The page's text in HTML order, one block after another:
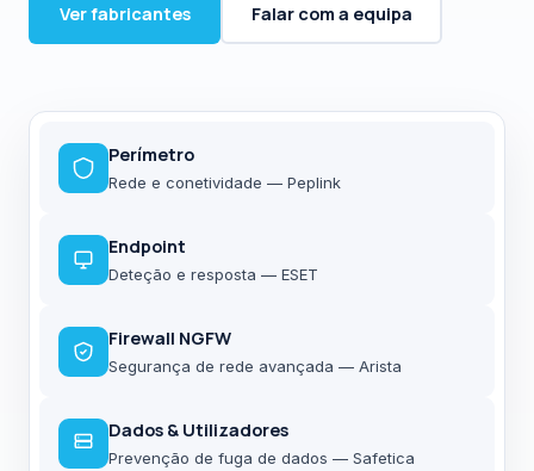
Ver fabricantes Falar com a equipa
Perímetro
Rede e conetividade — Peplink
Endpoint
Deteção e resposta — ESET
Firewall NGFW
Segurança de rede avançada — Arista
Dados & Utilizadores
Prevenção de fuga de dados — Safetica